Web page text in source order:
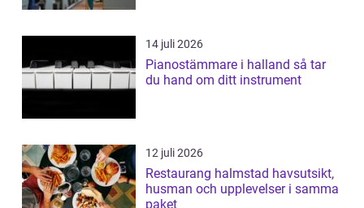
14 juli 2026
Pianostämmare i halland så tar
du hand om ditt instrument
12 juli 2026
Restaurang halmstad havsutsikt,
husman och upplevelser i samma
paket